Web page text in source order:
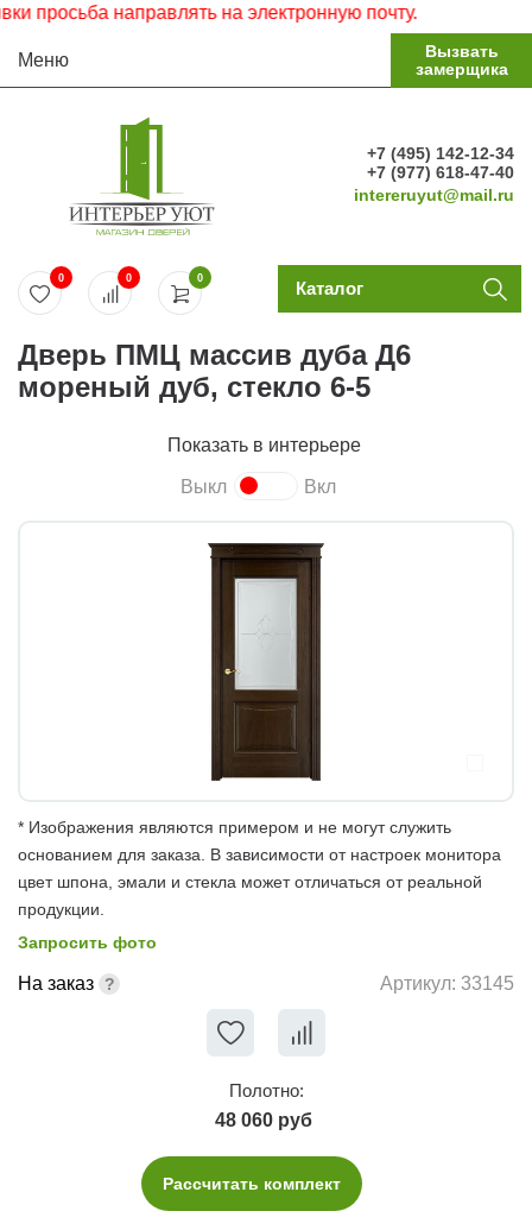
направлять на электронную почту.
Меню
Вызвать
замерщика
+7 (495) 142-12-34
+7 (977) 618-47-40
intereruyut@mail.ru
0
0 0 Каталог
Дверь ПМЦ массив дуба Д6
мореный дуб, стекло 6-5
Показать в интерьере
Выкл Вкл
* Изображения являются примером и не могут служить
основанием для заказа. В зависимости от настроек монитора
цвет шпона, эмали и стекла может отличаться от реальной
продукции.
Запросить фото
На заказ Артикул: 33145
Полотно:
48 060 руб
Рассчитать комплект